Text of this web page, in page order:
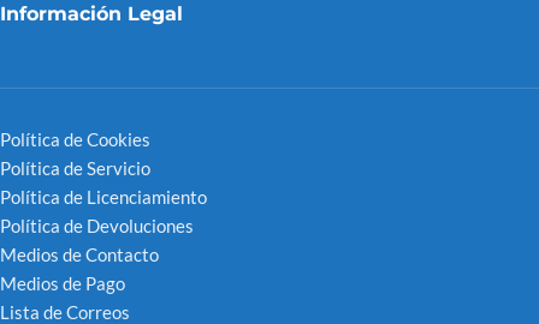
Información Legal
Política de Cookies
Política de Servicio
Política de Licenciamiento
Política de Devoluciones
Medios de Contacto
Medios de Pago
Lista de Correos